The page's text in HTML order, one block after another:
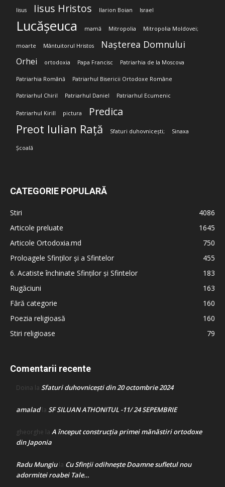
Iisus Iisus Hristos Ilarion Boian Israel
Lucășeuca mamă Mitropolia Mitropolia Moldovei;
moarte Mântuitorul Hristos Nașterea Domnului
Orhei ortodoxia Papa Francisc Patriarhia de la Moscova
Patriarhia Română Patriarhul Bisericii Ortodoxe Române
Patriarhul Chiril Patriarhul Daniel Patriarhul Ecumenic
Patriarhul Kirill pictura Predica
Preot Iulian Rață Sfaturi duhovnicești; Sinaxa
Școală
CATEGORIE POPULARĂ
Stiri
4086
Articole preluate
1645
Articole Ortodoxia.md
750
Proloagele Sfinților și a Sfintelor
455
6. Acatiste închinate Sfinților și Sfintelor
183
Rugăciuni
163
Fără categorie
160
Poezia religioasă
160
Stiri religioase
79
Comentarii recente
Doina la Sfaturi duhovnicești din 20 octombrie 2024
amaladla SF SILUAN ATHONITUL -11/ 24 SEPEMBRIE
gheorghe la A început construcţia primei mănăstiri ortodoxe
din Japonia
Radu Mungiula Cu Sfinții odihnește Doamne sufletul nou
adormitei roabei Tale…